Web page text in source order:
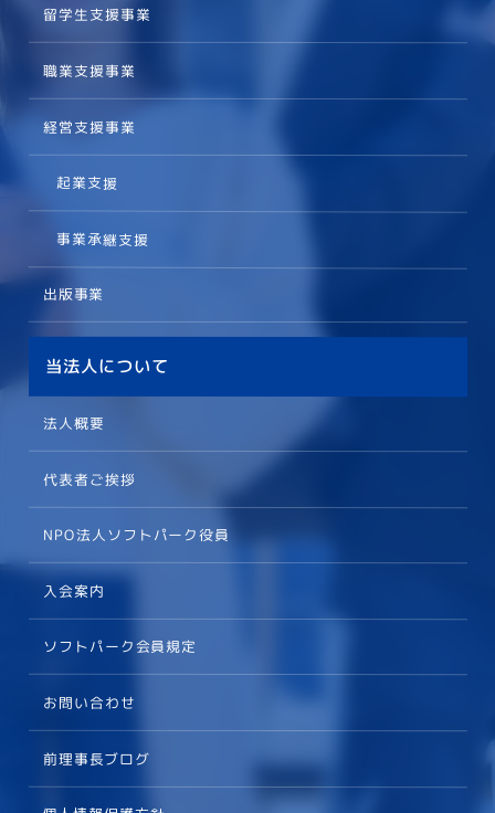
留学生支援事業
職業支援事業
経営支援事業
起業支援
事業承継支援
出版事業
当法人について
法人概要
代表者ご挨拶
NPO法人ソフトパーク役員
入会案内
ソフトパーク会員規定
お問い合わせ
前理事長ブログ